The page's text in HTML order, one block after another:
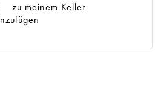
zu meinem Keller